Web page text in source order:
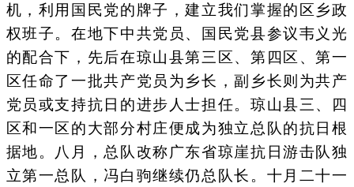
机，利用国民党的牌子，建立我们掌握的区乡政
权班子。在地下中共党员、国民党县参议韦义光
的配合下，先后在琼山县第三区、第四区、第一
区任命了一批共产党员为乡长，副乡长则为共产
党员或支持抗日的进步人士担任。琼山县三、四
区和一区的大部分村庄便成为独立总队的抗日根
据地。八月，总队改称广东省琼崖抗日游击队独
立第一总队，冯白驹继续仍总队长。十月二十一